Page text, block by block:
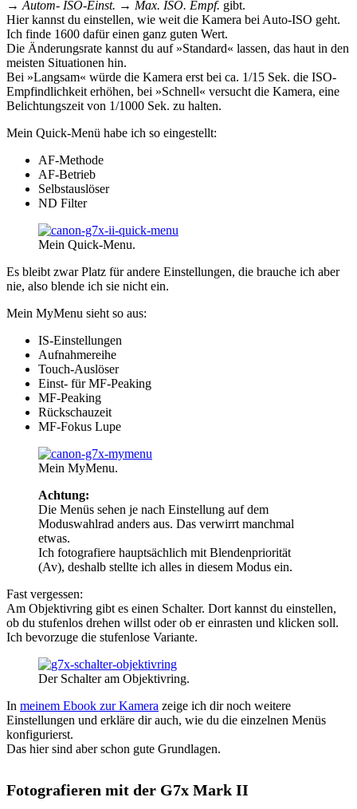
→ Autom- ISO-Einst. → Max. ISO. Empf. gibt.
Hier kannst du einstellen, wie weit die Kamera bei Auto-ISO geht.
Ich finde 1600 dafür einen ganz guten Wert.
Die Änderungsrate kannst du auf »Standard« lassen, das haut in den
meisten Situationen hin.
Bei »Langsam« würde die Kamera erst bei ca. 1/15 Sek. die ISO-
Empfindlichkeit erhöhen, bei »Schnell« versucht die Kamera, eine
Belichtungszeit von 1/1000 Sek. zu halten.
Mein Quick-Menü habe ich so eingestellt:
AF-Methode
AF-Betrieb
Selbstauslöser
ND Filter
Mein Quick-Menu.
Es bleibt zwar Platz für andere Einstellungen, die brauche ich aber
nie, also blende ich sie nicht ein.
Mein MyMenu sieht so aus:
IS-Einstellungen
Aufnahmereihe
Touch-Auslöser
Einst- für MF-Peaking
MF-Peaking
Rückschauzeit
MF-Fokus Lupe
Mein MyMenu.
Achtung:
Die Menüs sehen je nach Einstellung auf dem
Moduswahlrad anders aus. Das verwirrt manchmal
etwas.
Ich fotografiere hauptsächlich mit Blendenpriorität
(Av), deshalb stellte ich alles in diesem Modus ein.
Fast vergessen:
Am Objektivring gibt es einen Schalter. Dort kannst du einstellen,
ob du stufenlos drehen willst oder ob er einrasten und klicken soll.
Ich bevorzuge die stufenlose Variante.
Der Schalter am Objektivring.
In meinem Ebook zur Kamera zeige ich dir noch weitere
Einstellungen und erkläre dir auch, wie du die einzelnen Menüs
konfigurierst.
Das hier sind aber schon gute Grundlagen.
Fotografieren mit der G7x Mark II